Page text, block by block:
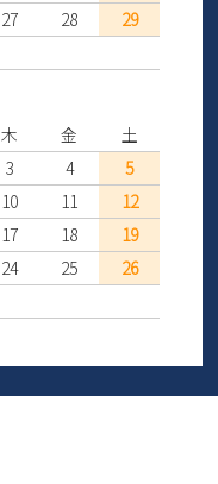
27 28
29
木 金
土
3 4
5
10 11
12
17 18
19
24 25
26